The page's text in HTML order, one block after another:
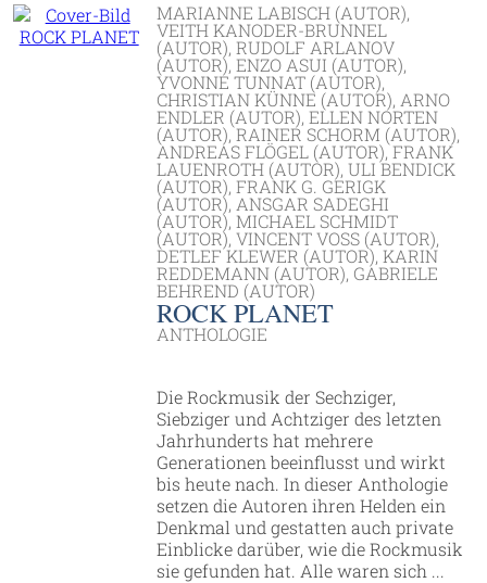
MARIANNE LABISCH (AUTOR),
VEITH KANODER-BRUNNEL
(AUTOR), RUDOLF ARLANOV
(AUTOR), ENZO ASUI (AUTOR),
YVONNE TUNNAT (AUTOR),
CHRISTIAN KÜNNE (AUTOR), ARNO
ENDLER (AUTOR), ELLEN NORTEN
(AUTOR), RAINER SCHORM (AUTOR),
ANDREAS FLÖGEL (AUTOR), FRANK
LAUENROTH (AUTOR), ULI BENDICK
(AUTOR), FRANK G. GERIGK
(AUTOR), ANSGAR SADEGHI
(AUTOR), MICHAEL SCHMIDT
(AUTOR), VINCENT VOSS (AUTOR),
DETLEF KLEWER (AUTOR), KARIN
REDDEMANN (AUTOR), GABRIELE
BEHREND (AUTOR)
ROCK PLANET
ANTHOLOGIE
Die Rockmusik der Sechziger,
Siebziger und Achtziger des letzten
Jahrhunderts hat mehrere
Generationen beeinflusst und wirkt
bis heute nach. In dieser Anthologie
setzen die Autoren ihren Helden ein
Denkmal und gestatten auch private
Einblicke darüber, wie die Rockmusik
sie gefunden hat. Alle waren sich ...